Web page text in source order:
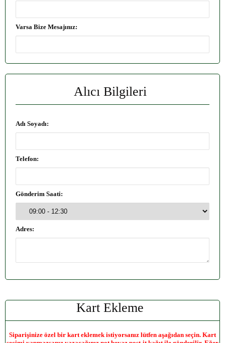
Varsa Bize Mesajınız:
Alıcı Bilgileri
Adı Soyadı:
Telefon:
Gönderim Saati:
Adres:
Kart Ekleme
Siparişinize özel bir kart eklemek istiyorsanız lütfen aşağıdan seçin. Kart